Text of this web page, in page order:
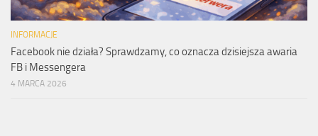
INFORMACJE
Facebook nie działa? Sprawdzamy, co oznacza dzisiejsza awaria
FB i Messengera
4 MARCA 2026